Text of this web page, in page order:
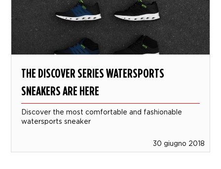
THE DISCOVER SERIES WATERSPORTS
SNEAKERS ARE HERE
Discover the most comfortable and fashionable
watersports sneaker
30 giugno 2018